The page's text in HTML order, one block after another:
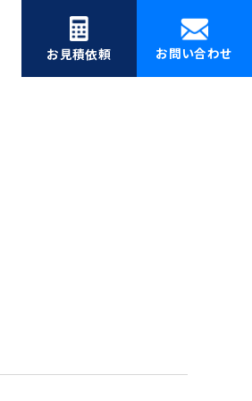
お見積依頼 お問い合わせ